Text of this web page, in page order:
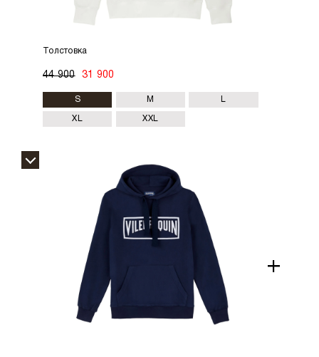
Толстовка
44 900 31 900
S M L
XL XXL
+